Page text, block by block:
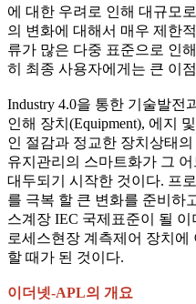
에 대한 우려로 인해 대규모
의 변화에 대해서 매우 제한
류가 많은 다중 표준으로 인
히 최종 사용자에게는 큰 이
Industry 4.0을 통한 기술발전
인해 장치(Equipment), 에지
인 절감과 정교한 장치상태
유지관리의 스마트화가 그
대두되기 시작한 것이다. 프
를 극복 할 큰 변화를 준비하
스계장 IEC 국제표준이 될
로세스현장 계측제어 장치
할 때가 된 것이다.
이더넷-APL의 개요